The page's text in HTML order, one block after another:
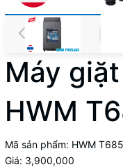
Máy
HWM
Mã sản phẩm: HWM
Giá: 3,900,000